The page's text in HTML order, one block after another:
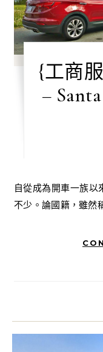
{工商
–
自從成為開車一族以來，二十多年來大大小小各種車款開過
不少。論國籍，雖然